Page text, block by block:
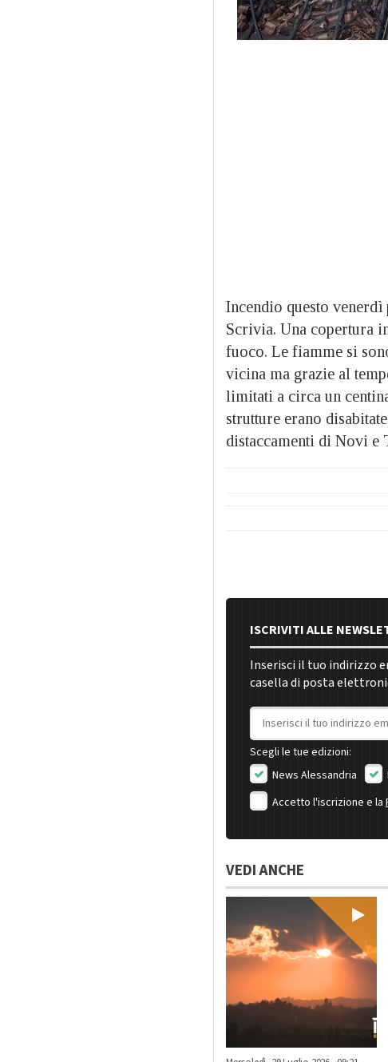
Incendio questo
Scrivia. Una copertura
fuoco. Le fiamme si
vicina ma grazie al
limitati a circa un
strutture erano
distaccamenti di Novi e
ISCRIVITI ALLE
Inserisci il tuo indirizzo
casella di posta
Indirizzo email
Scegli le tue edizioni:
News Alessandria
Accetto l'iscrizione e la
VEDI ANCHE